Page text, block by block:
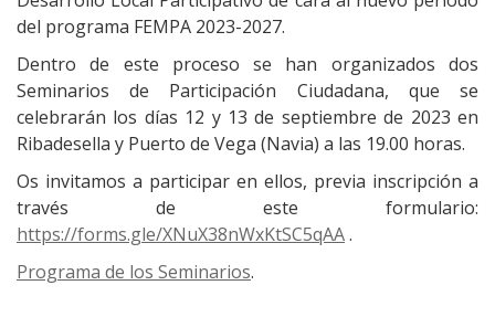
del programa FEMPA 2023-2027.
Dentro de este proceso se han organizados dos
Seminarios de Participación Ciudadana, que se
celebrarán los días 12 y 13 de septiembre de 2023 en
Ribadesella y Puerto de Vega (Navia) a las 19.00 horas.
Os invitamos a participar en ellos, previa inscripción a
través de este formulario:
https://forms.gle/XNuX38nWxKtSC5qAA.
Programa de los Seminarios.